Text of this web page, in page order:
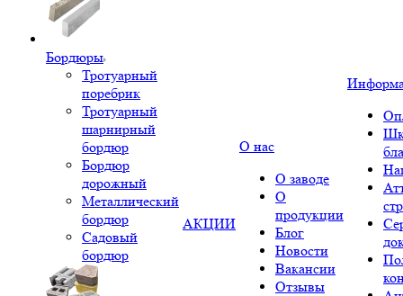
Бордюры
Тротуарный
поребрик
Тротуарный
шарнирный
бордюр
Бордюр
дорожный
Металлический
бордюр
Садовый
бордюр
АКЦИИ
О нас
О заводе
О
продукции
Блог
Новости
Вакансии
Отзывы